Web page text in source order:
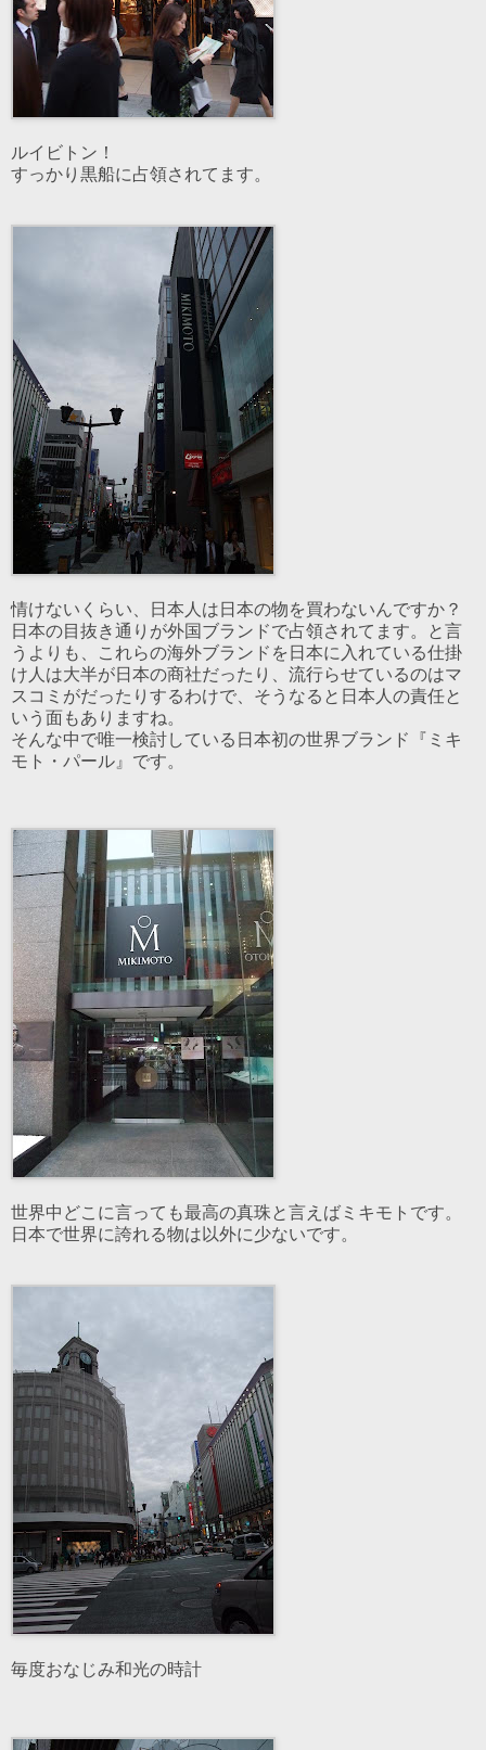
ルイビトン！
すっかり黒船に占領されてます。
情けないくらい、日本人は日本の物を買わないんですか？
日本の目抜き通りが外国ブランドで占領されてます。と言
うよりも、これらの海外ブランドを日本に入れている仕掛
け人は大半が日本の商社だったり、流行らせているのはマ
スコミがだったりするわけで、そうなると日本人の責任と
いう面もありますね。
そんな中で唯一検討している日本初の世界ブランド『ミキ
モト・パール』です。
世界中どこに言っても最高の真珠と言えばミキモトです。
日本で世界に誇れる物は以外に少ないです。
毎度おなじみ和光の時計